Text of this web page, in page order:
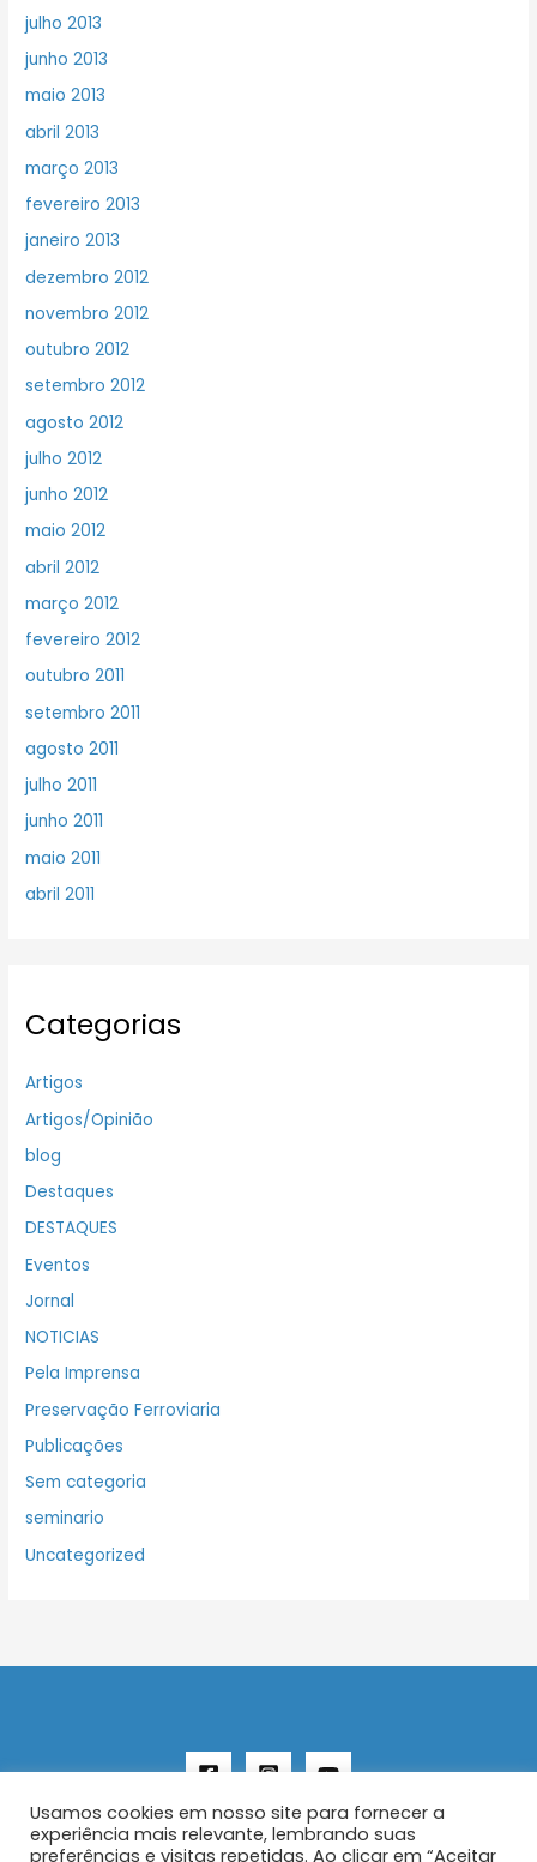
julho 2013
junho 2013
maio 2013
abril 2013
março 2013
fevereiro 2013
janeiro 2013
dezembro 2012
novembro 2012
outubro 2012
setembro 2012
agosto 2012
julho 2012
junho 2012
maio 2012
abril 2012
março 2012
fevereiro 2012
outubro 2011
setembro 2011
agosto 2011
julho 2011
junho 2011
maio 2011
abril 2011
Categorias
Artigos
Artigos/Opinião
blog
Destaques
DESTAQUES
Eventos
Jornal
NOTICIAS
Pela Imprensa
Preservação Ferroviaria
Publicações
Sem categoria
seminario
Uncategorized
Usamos cookies em nosso site para fornecer a
experiência mais relevante, lembrando suas
preferências e visitas repetidas. Ao clicar em “Aceitar